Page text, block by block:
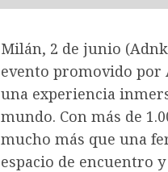
Milán, 2 de junio
evento promovido por
una experiencia
mundo. Con más de
mucho más que una
espacio de encuentro